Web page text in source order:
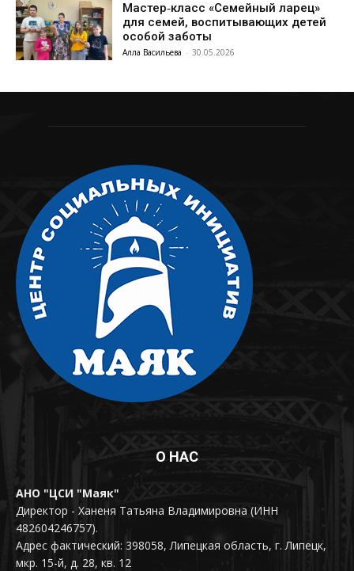
Мастер‑класс «Семейный ларец»
для семей, воспитывающих детей
особой заботы
Алла Васильева - 30.05.2026
О НАС
АНО "ЦСИ "Маяк"
Директор - Ханеня Татьяна Владимировна (ИНН
482604246757).
Адрес фактический: 398058, Липецкая область, г. Липецк,
мкр. 15-й, д. 28, кв. 12